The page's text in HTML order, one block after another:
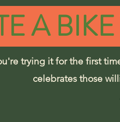
A
trying it for the first
celebrates those